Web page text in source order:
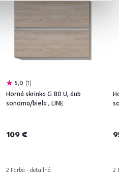
5,0 1
Horná skrinka G 80 U, dub
sonoma/biela , LINE
109 €
2 Farba - detailná 2